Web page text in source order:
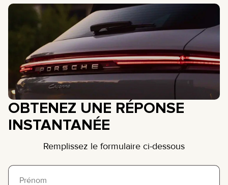
OBTENEZ UNE RÉPONSE
INSTANTANÉE
Remplissez le formulaire ci-dessous